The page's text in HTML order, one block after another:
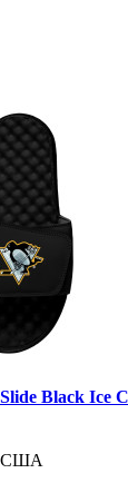
Black Ice
США